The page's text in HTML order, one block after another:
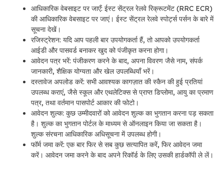
आधिकारिक वेबसाइट पर जाएँ: ईस्ट सेंट्रल रेलवे रिक्रूटमेंट (RRC ECR)
की आधिकारिक वेबसाइट पर जाएं। ईस्ट सेंट्रल रेलवे स्पोर्ट्स पर्सन के बारे में
सूचना देखें।
रजिस्ट्रेशन: यदि आप पहली बार उपयोगकर्ता हैं, तो आपको उपयोगकर्ता
आईडी और पासवर्ड बनाकर खुद को पंजीकृत करना होगा।
आवेदन पत्र भरें: पंजीकरण करने के बाद, अपना विवरण जैसे नाम, संपर्क
जानकारी, शैक्षिक योग्यता और खेल उपलब्धियाँ भरें।
दस्तावेज अपलोड करें: सभी आवश्यक कागज़ात की स्कैन की हुई प्रतियां
उपलब्ध कराएं, जैसे स्कूल और एथलेटिक्स से प्राप्त डिप्लोमा, आयु का प्रमाण
पत्र, तथा वर्तमान पासपोर्ट आकार की फोटो।
आवेदन शुल्क: कुछ उम्मीदवारों को आवेदन शुल्क का भुगतान करना पड़ सकता
है। शुल्क का भुगतान पोर्टल के माध्यम से ऑनलाइन किया जा सकता है।
शुल्क संरचना आधिकारिक अधिसूचना में उपलब्ध होगी।
फॉर्म जमा करें: एक बार फिर से सब कुछ सत्यापित करें, फिर आवेदन जमा
करें। आवेदन जमा करने के बाद अपने रिकॉर्ड के लिए उसकी हार्डकॉपी ले लें।